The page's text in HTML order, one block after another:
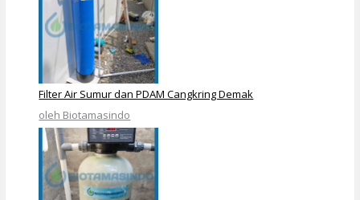
Filter Air Sumur dan PDAM Cangkring Demak
oleh Biotamasindo